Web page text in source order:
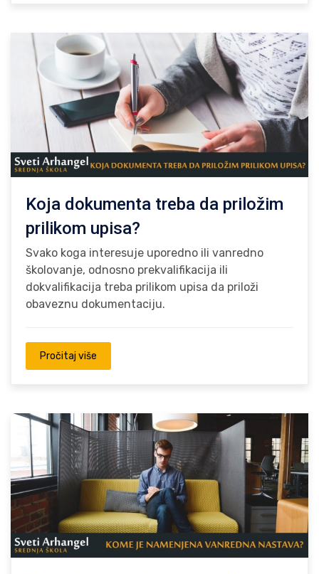
Koja dokumenta treba da priložim
prilikom upisa?
Svako koga interesuje uporedno ili vanredno
školovanje, odnosno prekvalifikacija ili
dokvalifikacija treba prilikom upisa da priloži
obaveznu dokumentaciju.
Pročitaj više